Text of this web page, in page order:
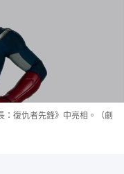
復仇者先鋒》中亮相。（劇